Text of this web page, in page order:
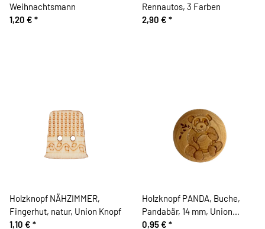
Weihnachtsmann
1,20 € *
Rennautos, 3 Farben
2,90 € *
Holzknopf NÄHZIMMER,
Fingerhut, natur, Union Knopf
1,10 € *
Holzknopf PANDA, Buche,
Pandabär, 14 mm, Union
Knopf
0,95 € *